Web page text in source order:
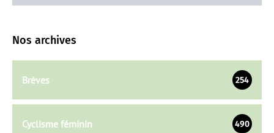
Nos archives
Brèves 254
Cyclisme féminin 490